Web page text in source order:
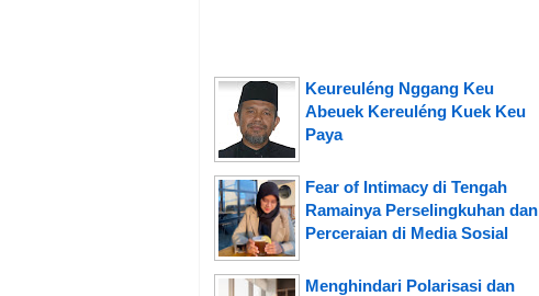
Keureuléng Nggang Keu
Abeuek Kereuléng Kuek Keu
Paya
Fear of Intimacy di Tengah
Ramainya Perselingkuhan dan
Perceraian di Media Sosial
Menghindari Polarisasi dan